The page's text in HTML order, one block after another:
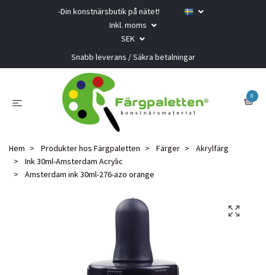
-Din konstnärsbutik på nätet!
Inkl. moms
SEK
Snabb leverans / Säkra betalningar
0
Hem Produkter hos Färgpaletten Färger
Akrylfärg
Ink 30ml-Amsterdam Acrylic
Amsterdam ink 30ml-276-azo orange